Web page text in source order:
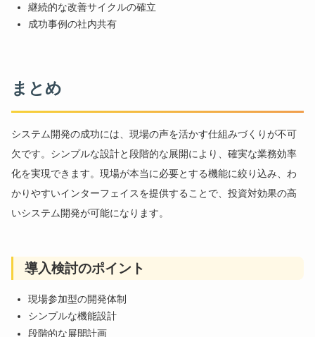
継続的な改善サイクルの確立
成功事例の社内共有
まとめ
システム開発の成功には、現場の声を活かす仕組みづくりが不可
欠です。シンプルな設計と段階的な展開により、確実な業務効率
化を実現できます。現場が本当に必要とする機能に絞り込み、わ
かりやすいインターフェイスを提供することで、投資対効果の高
いシステム開発が可能になります。
導入検討のポイント
現場参加型の開発体制
シンプルな機能設計
段階的な展開計画